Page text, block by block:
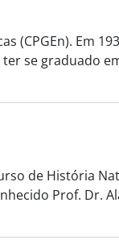
(CPGEn). Em
se graduado
de História
Prof. Dr.